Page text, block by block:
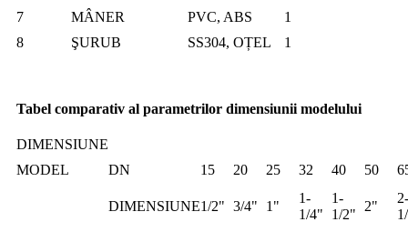
7
MÂNER PVC, ABS
1
8
ŞURUB SS304, OȚEL 1
Tabel comparativ al parametrilor dimensiunii modelului
DIMENSIUNE
MODEL
DN 15 20 25 32 40 50
DIMENSIUNE1/2" 3/4" 1"
1-
1/4"
1-
1/2"
2"
2-